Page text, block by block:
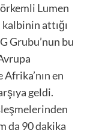
Lumen
attığı
Grubu’nun bu
en
geldi.
da 90 dakika